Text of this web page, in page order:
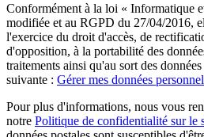
Conformément à la loi « Informatique
modifiée et au RGPD du 27/04/2016,
l'exercice du droit d'accès, de
d'opposition, à la portabilité des
traitements ainsi qu'au sort des
suivante : Gérer mes données
Pour plus d'informations, nous vous
notre Politique de confidentialité sur le